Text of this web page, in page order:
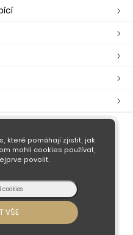
které pomáhají zjistit, jak
mohli cookies používat,
povolit.